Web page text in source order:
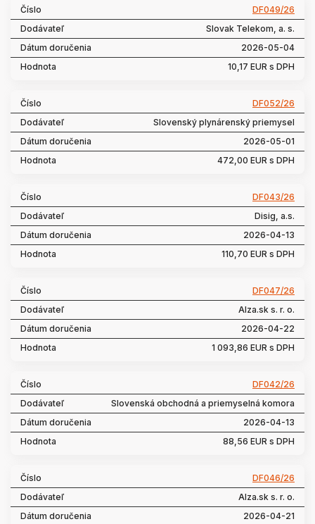
DF049/26
Slovak Telekom, a. s.
2026-05-04
10,17 EUR s DPH
DF052/26
Slovenský plynárenský priemysel
2026-05-01
472,00 EUR s DPH
DF043/26
Disig, a.s.
2026-04-13
110,70 EUR s DPH
DF047/26
Alza.sk s. r. o.
2026-04-22
1 093,86 EUR s DPH
DF042/26
Slovenská obchodná a priemyselná komora
2026-04-13
88,56 EUR s DPH
DF046/26
Alza.sk s. r. o.
2026-04-21